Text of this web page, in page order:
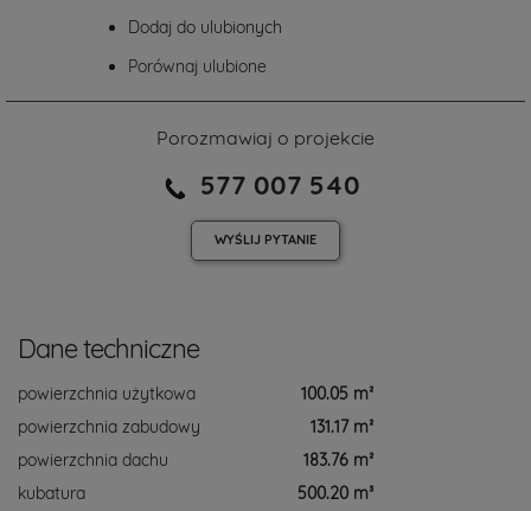
Dodaj do ulubionych
Porównaj ulubione
Porozmawiaj o projekcie
577 007 540
WYŚLIJ PYTANIE
Dane techniczne
powierzchnia użytkowa
100.05 m²
powierzchnia zabudowy
131.17 m²
powierzchnia dachu
183.76 m²
kubatura
500.20 m³